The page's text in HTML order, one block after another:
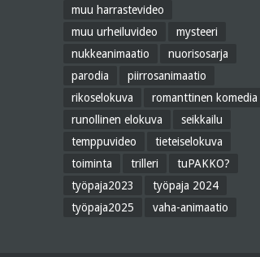
muu harrastevideo
muu urheiluvideo
mysteeri
nukkeanimaatio
nuorisosarja
parodia
piirrosanimaatio
rikoselokuva
romanttinen komedia
runollinen elokuva
seikkailu
temppuvideo
tieteiselokuva
toiminta
trilleri
tuPAKKO?
työpaja2023
työpaja 2024
työpaja2025
vaha-animaatio